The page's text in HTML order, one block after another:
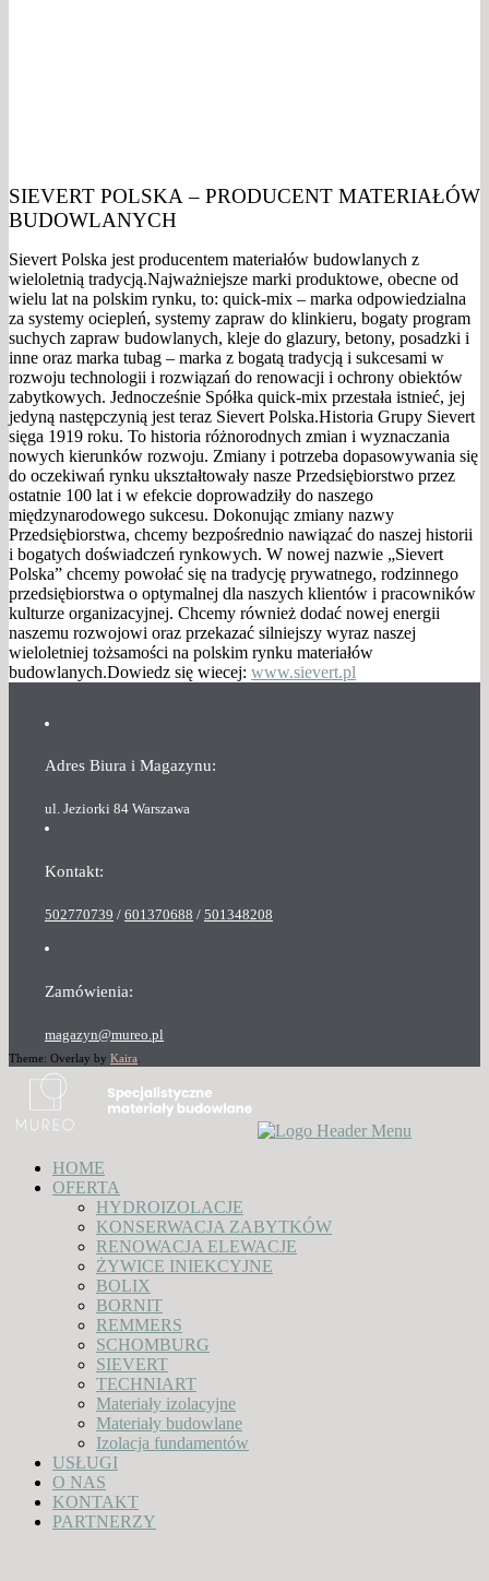
SIEVERT POLSKA – PRODUCENT MATERIAŁÓW
BUDOWLANYCH
Sievert Polska jest producentem materiałów budowlanych z
wieloletnią tradycją.Najważniejsze marki produktowe, obecne od
wielu lat na polskim rynku, to: quick-mix – marka odpowiedzialna
za systemy ociepleń, systemy zapraw do klinkieru, bogaty program
suchych zapraw budowlanych, kleje do glazury, betony, posadzki i
inne oraz marka tubag – marka z bogatą tradycją i sukcesami w
rozwoju technologii i rozwiązań do renowacji i ochrony obiektów
zabytkowych. Jednocześnie Spółka quick-mix przestała istnieć, jej
jedyną następczynią jest teraz Sievert Polska.Historia Grupy Sievert
sięga 1919 roku. To historia różnorodnych zmian i wyznaczania
nowych kierunków rozwoju. Zmiany i potrzeba dopasowywania się
do oczekiwań rynku ukształtowały nasze Przedsiębiorstwo przez
ostatnie 100 lat i w efekcie doprowadziły do naszego
międzynarodowego sukcesu. Dokonując zmiany nazwy
Przedsiębiorstwa, chcemy bezpośrednio nawiązać do naszej historii
i bogatych doświadczeń rynkowych. W nowej nazwie „Sievert
Polska” chcemy powołać się na tradycję prywatnego, rodzinnego
przedsiębiorstwa o optymalnej dla naszych klientów i pracowników
kulturze organizacyjnej. Chcemy również dodać nowej energii
naszemu rozwojowi oraz przekazać silniejszy wyraz naszej
wieloletniej tożsamości na polskim rynku materiałów
budowlanych.Dowiedz się wiecej: www.sievert.pl
Adres Biura i Magazynu:
ul. Jeziorki 84 Warszawa
Kontakt:
502770739 / 601370688 / 501348208
Zamówienia:
magazyn@mureo.pl
Theme: Overlay by Kaira
HOME
OFERTA
HYDROIZOLACJE
KONSERWACJA ZABYTKÓW
RENOWACJA ELEWACJE
ŻYWICE INIEKCYJNE
BOLIX
BORNIT
REMMERS
SCHOMBURG
SIEVERT
TECHNIART
Materiały izolacyjne
Materiały budowlane
Izolacja fundamentów
USŁUGI
O NAS
KONTAKT
PARTNERZY